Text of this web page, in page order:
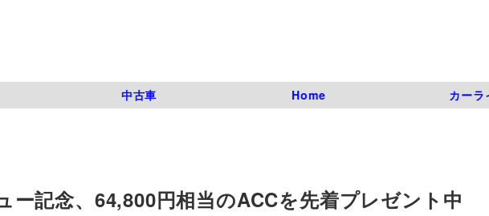
中古車 Home カーラ
ー記念、64,800円相当のACCを先着プレゼント中